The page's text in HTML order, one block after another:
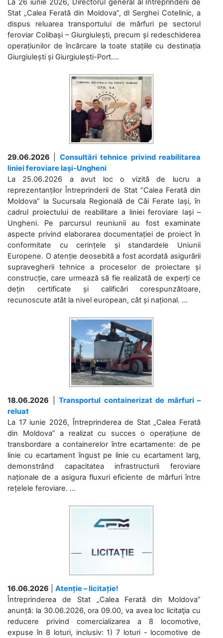
La 26 iunie 2026, Directorul general al Întreprinderii de
Stat „Calea Ferată din Moldova”, dl Serghei Cotelinic, a
dispus reluarea transportului de mărfuri pe sectorul
feroviar Colibași – Giurgiulești, precum și redeschiderea
operațiunilor de încărcare la toate stațiile cu destinația
Giurgiulești și Giurgiulești-Port....
29.06.2026
Consultări tehnice privind reabilitarea
liniei feroviare Iași-Ungheni
La 25.06.2026 a avut loc o vizită de lucru a
reprezentanților Întreprinderii de Stat ”Calea Ferată din
Moldova” la Sucursala Regională de Căi Ferate Iași, în
cadrul proiectului de reabilitare a liniei feroviare Iași –
Ungheni. Pe parcursul reuniunii au fost examinate
aspecte privind elaborarea documentației de proiect în
conformitate cu cerințele și standardele Uniunii
Europene. O atenție deosebită a fost acordată asigurării
supravegherii tehnice a proceselor de proiectare și
construcție, care urmează să fie realizată de experți ce
dețin certificate și calificări corespunzătoare,
recunoscute atât la nivel european, cât și național. ...
18.06.2026
Transportul containerizat de mărfuri –
reluat
La 17 iunie 2026, Întreprinderea de Stat „Calea Ferată
din Moldova” a realizat cu succes o operațiune de
transbordare a containerelor între ecartamente: de pe
linie cu ecartament îngust pe linie cu ecartament larg,
demonstrând capacitatea infrastructurii feroviare
naționale de a asigura fluxuri eficiente de mărfuri între
rețelele feroviare. ...
16.06.2026
Atenție – licitație!
Întreprinderea de Stat „Calea Ferată din Moldova”
anunță: la 30.06.2026, ora 09.00, va avea loc licitaţia cu
reducere privind comercializarea a 8 locomotive,
expuse în 8 loturi, inclusiv: 1) 7 loturi - locomotive de